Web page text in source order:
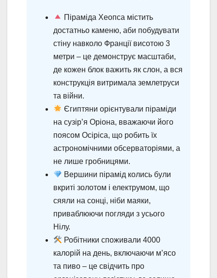
Піраміда Хеопса містить
достатньо каменю, аби побудувати
стіну навколо Франції висотою 3
метри – це демонструє масштаби,
де кожен блок важить як слон, а вся
конструкція витримала землетруси
та війни.
Єгиптяни орієнтували піраміди
на сузір’я Оріона, вважаючи його
поясом Осіріса, що робить їх
астрономічними обсерваторіями, а
не лише гробницями.
Вершини пірамід колись були
вкриті золотом і електрумом, що
сяяли на сонці, ніби маяки,
приваблюючи погляди з усього
Нілу.
Робітники споживали 4000
калорій на день, включаючи м’ясо
та пиво – це свідчить про